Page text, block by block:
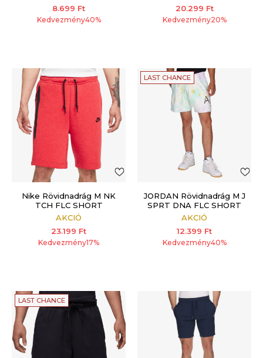
8.699 Ft
Kedvezmény40%
20.299 Ft
Kedvezmény20%
Nike Rövidnadrág M NK
TCH FLC SHORT
AKCIÓ
23.199 Ft
Kedvezmény17%
LAST CHANCE
JORDAN Rövidnadrág M J
SPRT DNA FLC SHORT
AKCIÓ
12.399 Ft
Kedvezmény40%
LAST CHANCE